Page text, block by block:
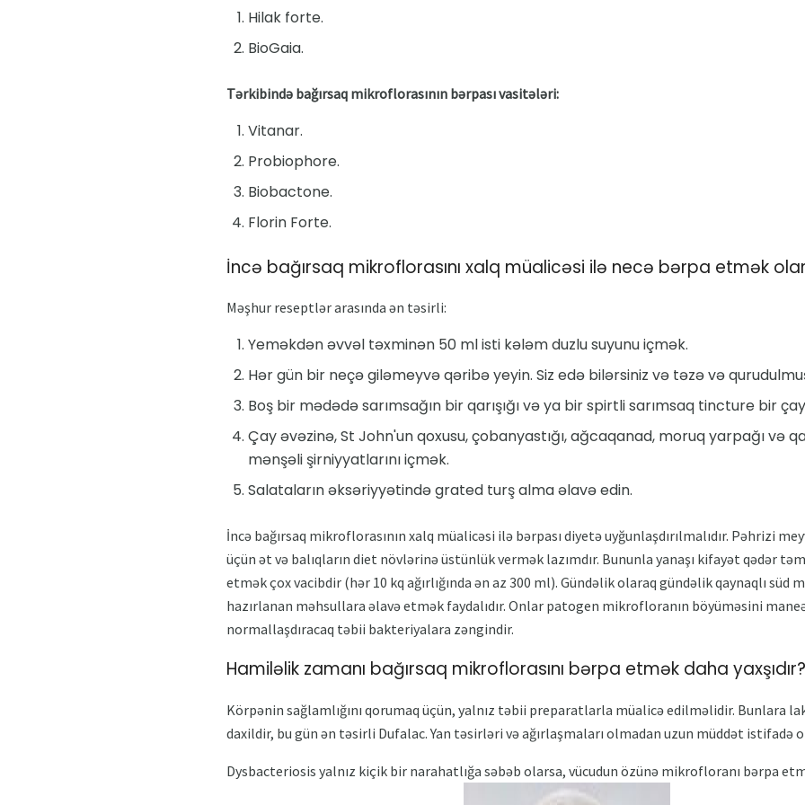
Hilak forte.
BioGaia.
Tərkibində bağırsaq mikroflorasının bərpası vasitələri:
Vitanar.
Probiophore.
Biobactone.
Florin Forte.
İncə bağırsaq mikroflorasını xalq müalicəsi ilə necə bərpa etmək
Məşhur reseptlər arasında ən təsirli:
Yeməkdən əvvəl təxminən 50 ml isti kələm duzlu suyunu içmək.
Hər gün bir neçə giləmeyvə qəribə yeyin. Siz edə bilərsiniz və təzə və
Boş bir mədədə sarımsağın bir qarışığı və ya bir spirtli sarımsaq tincture bir
Çay əvəzinə, St John'un qoxusu, çobanyastığı, ağcaqanad, moruq yarpağı və
mənşəli şirniyyatlarını içmək.
Salataların əksəriyyətində grated turş alma əlavə edin.
İncə bağırsaq mikroflorasının xalq müalicəsi ilə bərpası diyetə uyğunlaşdırılmalıdır. Pəhrizi
üçün ət və balıqların diet növlərinə üstünlük vermək lazımdır. Bununla yanaşı kifayət qədər
etmək çox vacibdir (hər 10 kq ağırlığında ən az 300 ml). Gündəlik olaraq gündəlik qaynaqlı süd
hazırlanan məhsullara əlavə etmək faydalıdır. Onlar patogen mikrofloranın böyüməsini
normallaşdıracaq təbii bakteriyalara zəngindir.
Hamiləlik zamanı bağırsaq mikroflorasını bərpa etmək daha yaxşıdır?
Körpənin sağlamlığını qorumaq üçün, yalnız təbii preparatlarla müalicə edilməlidir. Bunlara
daxildir, bu gün ən təsirli Dufalac. Yan təsirləri və ağırlaşmaları olmadan uzun müddət istifadə
Dysbacteriosis yalnız kiçik bir narahatlığa səbəb olarsa, vücudun özünə mikrofloranı bərpa